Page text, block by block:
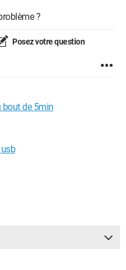
?
Posez votre question
bout de 5min